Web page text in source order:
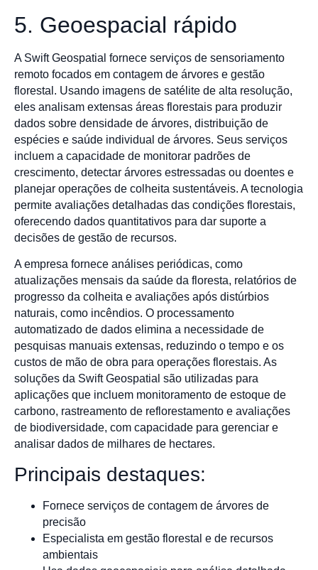
5. Geoespacial rápido
A Swift Geospatial fornece serviços de sensoriamento
remoto focados em contagem de árvores e gestão
florestal. Usando imagens de satélite de alta resolução,
eles analisam extensas áreas florestais para produzir
dados sobre densidade de árvores, distribuição de
espécies e saúde individual de árvores. Seus serviços
incluem a capacidade de monitorar padrões de
crescimento, detectar árvores estressadas ou doentes e
planejar operações de colheita sustentáveis. A tecnologia
permite avaliações detalhadas das condições florestais,
oferecendo dados quantitativos para dar suporte a
decisões de gestão de recursos.
A empresa fornece análises periódicas, como
atualizações mensais da saúde da floresta, relatórios de
progresso da colheita e avaliações após distúrbios
naturais, como incêndios. O processamento
automatizado de dados elimina a necessidade de
pesquisas manuais extensas, reduzindo o tempo e os
custos de mão de obra para operações florestais. As
soluções da Swift Geospatial são utilizadas para
aplicações que incluem monitoramento de estoque de
carbono, rastreamento de reflorestamento e avaliações
de biodiversidade, com capacidade para gerenciar e
analisar dados de milhares de hectares.
Principais destaques:
Fornece serviços de contagem de árvores de
precisão
Especialista em gestão florestal e de recursos
ambientais